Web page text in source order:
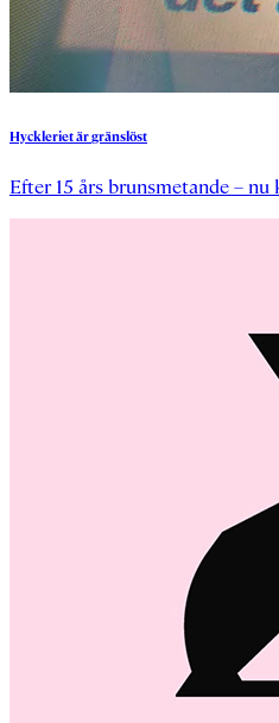
Hycklerietärgränslöst
Efter 15 års brunsmetande –